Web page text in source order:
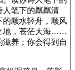
人笔下的粼粼清
的顺水轻舟，顺风
地，苍茫大海……
养；你会得到自